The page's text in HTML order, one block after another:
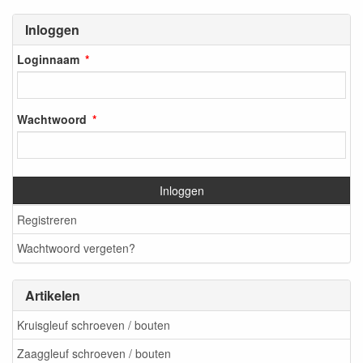
Inloggen
Loginnaam
Wachtwoord
Inloggen
Registreren
Wachtwoord vergeten?
Artikelen
Kruisgleuf schroeven / bouten
Zaaggleuf schroeven / bouten